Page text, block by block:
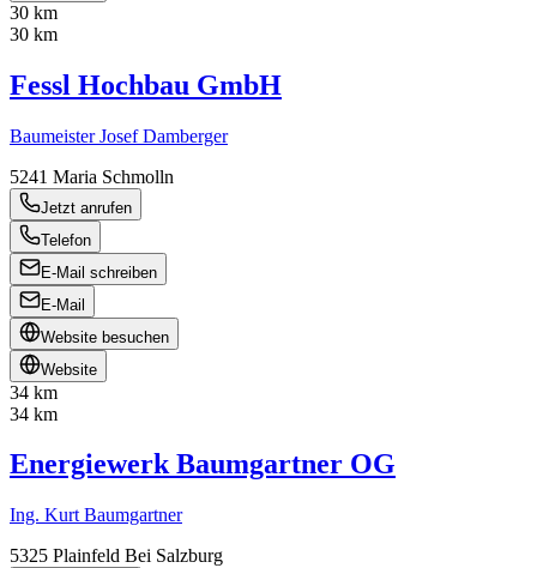
30 km
30 km
Fessl Hochbau GmbH
Baumeister Josef Damberger
5241 Maria Schmolln
Jetzt anrufen
Telefon
E-Mail schreiben
E-Mail
Website besuchen
Website
34 km
34 km
Energiewerk Baumgartner OG
Ing. Kurt Baumgartner
5325 Plainfeld Bei Salzburg